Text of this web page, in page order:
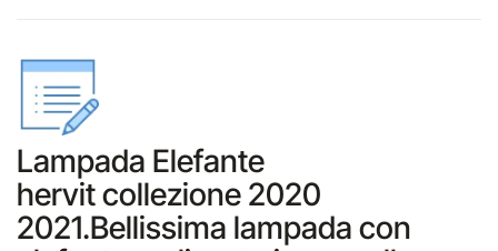
Lampada Elefante
hervit collezione 2020
2021.Bellissima lampada con